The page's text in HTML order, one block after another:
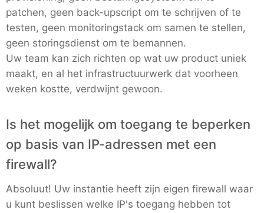
patchen, geen back-upscript om te schrijven of te
testen, geen monitoringstack om samen te stellen,
geen storingsdienst om te bemannen.
Uw team kan zich richten op wat uw product uniek
maakt, en al het infrastructuurwerk dat voorheen
weken kostte, verdwijnt gewoon.
Is het mogelijk om toegang te beperken
op basis van IP-adressen met een
firewall?
Absoluut! Uw instantie heeft zijn eigen firewall waar
u kunt beslissen welke IP's toegang hebben tot